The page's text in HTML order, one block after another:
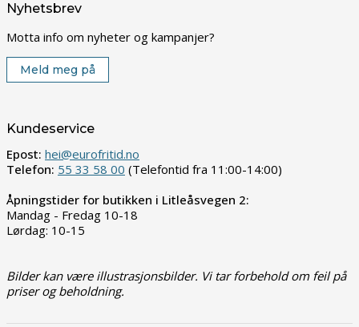
Nyhetsbrev
Motta info om nyheter og kampanjer?
Meld meg på
Kundeservice
Epost: hei@eurofritid.no
Telefon: 55 33 58 00 (Telefontid fra 11:00-14:00)
Åpningstider for butikken i Litleåsvegen 2:
Mandag - Fredag 10-18
Lørdag: 10-15
Bilder kan være illustrasjonsbilder. Vi tar forbehold om feil på
priser og beholdning.